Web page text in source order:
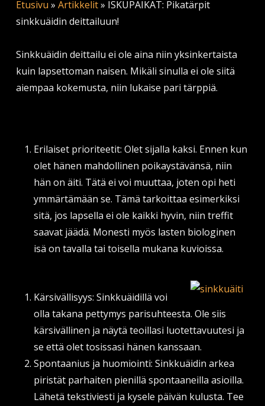
Etusivu » Artikkelit» ISKUPAIKAT: Pikatärpit
sinkkuäidin deittailuun!
Sinkkuäidin deittailu ei ole aina niin yksinkertaista
kuin lapsettoman naisen. Mikäli sinulla ei ole siitä
aiempaa kokemusta, niin lukaise pari tärppiä.
Erilaiset prioriteetit: Olet sijalla kaksi. Ennen kun
olet hänen mahdollinen poikaystävänsä, niin
hän on äiti. Tätä ei voi muuttaa, joten opi heti
ymmärtämään se. Tämä tarkoittaa esimerkiksi
sitä, jos lapsella ei ole kaikki hyvin, niin treffit
saavat jäädä. Monesti myös lasten biologinen
isä on tavalla tai toisella mukana kuvioissa.
Kärsivällisyys: Sinkkuäidillä voi
olla takana pettymys parisuhteesta. Ole siis
kärsivällinen ja näytä teoillasi luotettavuutesi ja
se että olet tosissasi hänen kanssaan.
Spontaanius ja huomiointi: Sinkkuäidin arkea
piristät parhaiten pienillä spontaaneilla asioilla.
Lähetä tekstiviesti ja kysele päivän kulusta. Tee